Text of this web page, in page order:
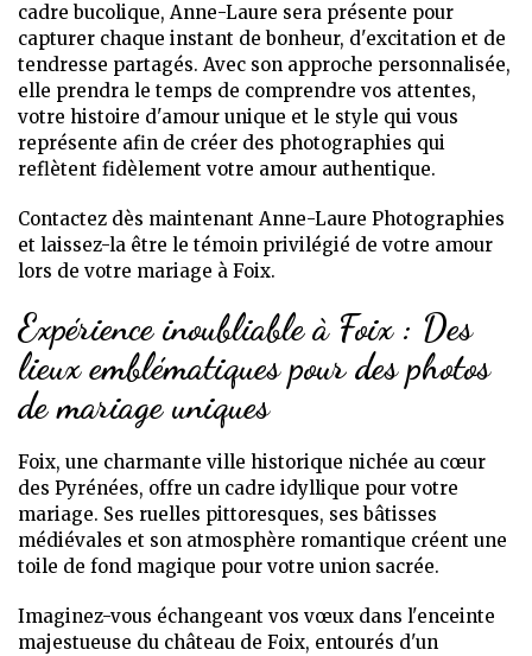
cadre bucolique, Anne-Laure sera présente pour
capturer chaque instant de bonheur, d'excitation et de
tendresse partagés. Avec son approche personnalisée,
elle prendra le temps de comprendre vos attentes,
votre histoire d'amour unique et le style qui vous
représente afin de créer des photographies qui
reflètent fidèlement votre amour authentique.
Contactez dès maintenant Anne-Laure Photographies
et laissez-la être le témoin privilégié de votre amour
lors de votre mariage à Foix.
Expérience inoubliable à Foix : Des
lieux emblématiques pour des photos
de mariage uniques
Foix, une charmante ville historique nichée au cœur
des Pyrénées, offre un cadre idyllique pour votre
mariage. Ses ruelles pittoresques, ses bâtisses
médiévales et son atmosphère romantique créent une
toile de fond magique pour votre union sacrée.
Imaginez-vous échangeant vos vœux dans l'enceinte
majestueuse du château de Foix, entourés d'un